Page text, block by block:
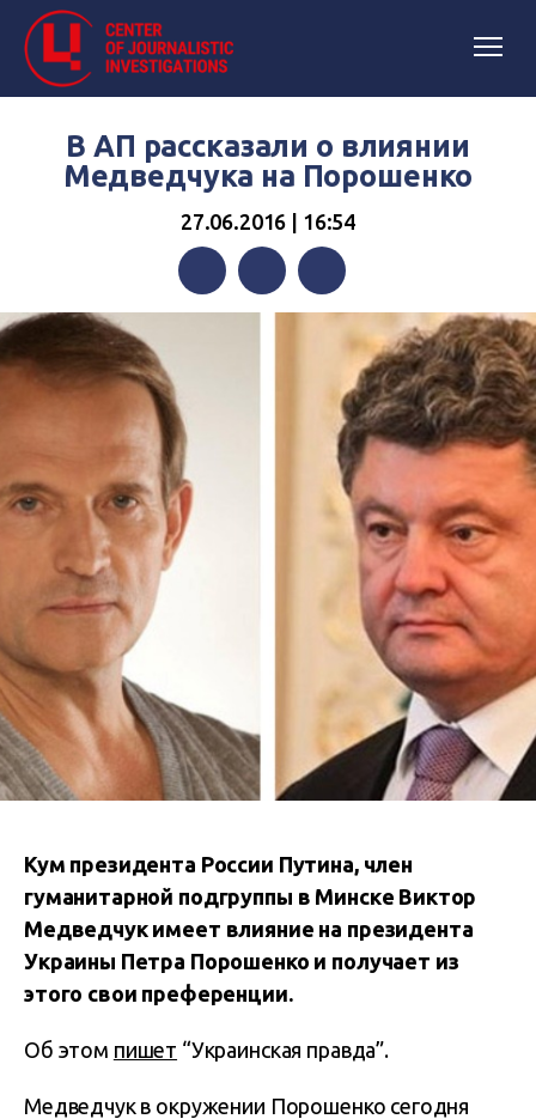
В АП рассказали о влиянии
Медведчука на Порошенко
27.06.2016 | 16:54
FacebookTwitterTelegram
Кум президента России Путина, член
гуманитарной подгруппы в Минске Виктор
Медведчук имеет влияние на президента
Украины Петра Порошенко и получает из
этого свои преференции.
Об этом пишет “Украинская правда”.
Медведчук в окружении Порошенко сегодня